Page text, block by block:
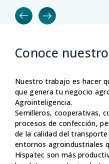
Conoce
Nuestro trabajo es hacer
que genera tu negocio
Agrointeligencia.
Semilleros, cooperativas,
procesos de confección,
de la calidad del
entornos agroindustriales
Hispatec son más